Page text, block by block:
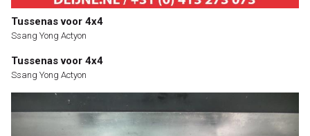
Tussenas voor 4x4
Ssang Yong Actyon
Tussenas voor 4x4
Ssang Yong Actyon